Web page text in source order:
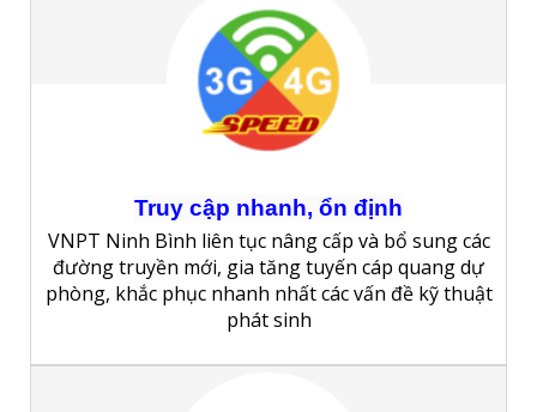
Truy cập nhanh, ổn định
VNPT Ninh Bình liên tục nâng cấp và bổ sung các
đường truyền mới, gia tăng tuyến cáp quang dự
phòng, khắc phục nhanh nhất các vấn đề kỹ thuật
phát sinh